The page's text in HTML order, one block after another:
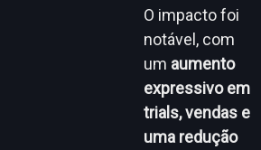
O impacto foi
notável, com
um aumento
expressivo em
trials, vendas e
uma redução